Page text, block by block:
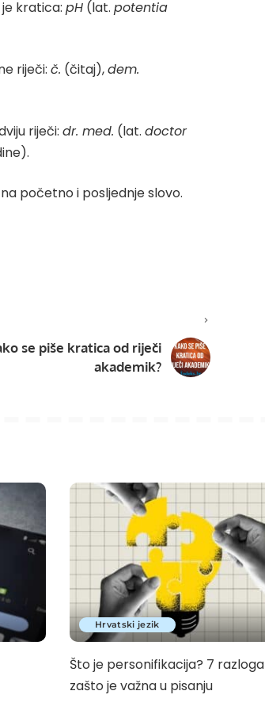
kratica: pH (lat. potentia
riječi: č. (čitaj),dem.
riječi: dr. med. (lat. doctor
početno i posljednje slovo.
se piše kratica od riječi
akademik?
Hrvatski jezik
Što je personifikacija? 7 razloga
zašto je važna u pisanju